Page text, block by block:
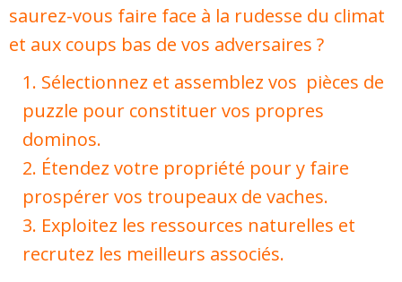
saurez-vous faire face à la rudesse du climat
et aux coups bas de vos adversaires ?
Sélectionnez et assemblez vos pièces de
puzzle pour constituer vos propres
dominos.
Étendez votre propriété pour y faire
prospérer vos troupeaux de vaches.
Exploitez les ressources naturelles et
recrutez les meilleurs associés.